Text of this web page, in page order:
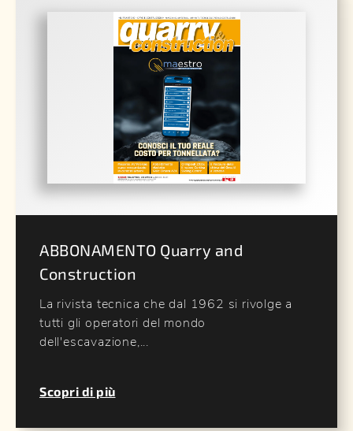
ABBONAMENTO Quarry and
Construction
La rivista tecnica che dal 1962 si rivolge a
tutti gli operatori del mondo
dell'escavazione,...
Scopri di più